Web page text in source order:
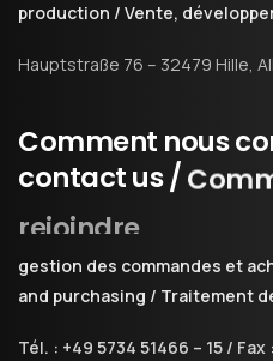
production / Vente,
Hauptstraße 76 – 32479 Hille,
Comment nous
contactus/
rejoindre
gestion des commandes et
and purchasing / Traitement
Tél. : +49 5734 51466 – 15 /